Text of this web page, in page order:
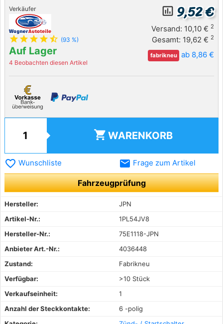
Verkäufer
star star star star star_half (93 %)
Auf Lager
4 Beobachten diesen Artikel
insert_chart_outlined 9,52 €
Versand: 10,10 € 2
Gesamt: 19,62 € 2
fabrikneu ab 8,86 €
shopping_cart WARENKORB
favorite_border Wunschliste email Frage zum Artikel
Fahrzeugprüfung
Hersteller:
JPN
Artikel-Nr.:
1PL54JV8
Hersteller-Nr.:
75E1118-JPN
Anbieter Art.-Nr.:
4036448
Zustand:
Fabrikneu
Verfügbar:
>10 Stück
Verkaufseinheit:
1
Anzahl der Steckkontakte:
6 -polig